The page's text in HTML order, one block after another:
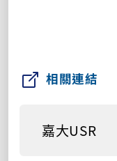
相關連結
嘉大USR